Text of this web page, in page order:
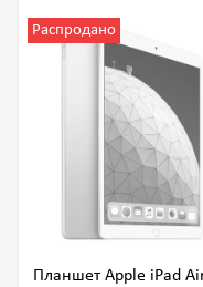
Планшет Apple iPad
Распродано